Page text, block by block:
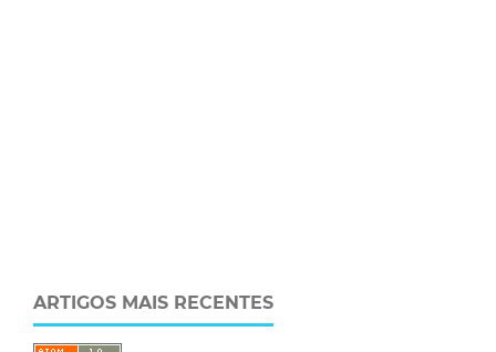
ARTIGOS MAIS RECENTES